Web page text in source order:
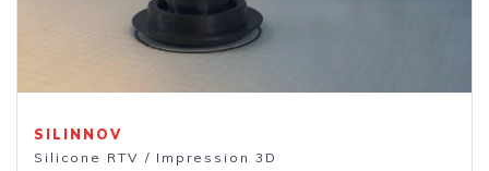
SILINNOV
Silicone RTV / Impression 3D